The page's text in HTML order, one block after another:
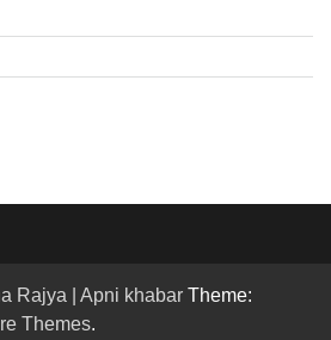
Rajya | Apni khabar Theme:
Themes.